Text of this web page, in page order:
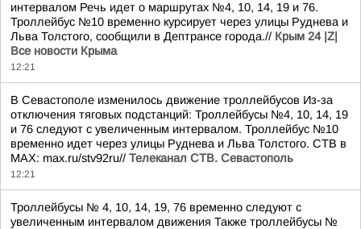
интервалом Речь идет о маршрутах №4, 10, 14, 19 и 76.
Троллейбус №10 временно курсирует через улицы Руднева и
Льва Толстого, сообщили в Дептрансе города.// Крым 24 |Z|
Все новости Крыма
12:21
В Севастополе изменилось движение троллейбусов Из-за
отключения тяговых подстанций: Троллейбусы №4, 10, 14, 19
и 76 следуют с увеличенным интервалом. Троллейбус №10
временно идет через улицы Руднева и Льва Толстого. СТВ в
MAX: max.ru/stv92ru// Телеканал CТВ. Севастополь
12:21
Троллейбусы № 4, 10, 14, 19, 76 временно следуют с
увеличенным интервалом движения Также троллейбусы №